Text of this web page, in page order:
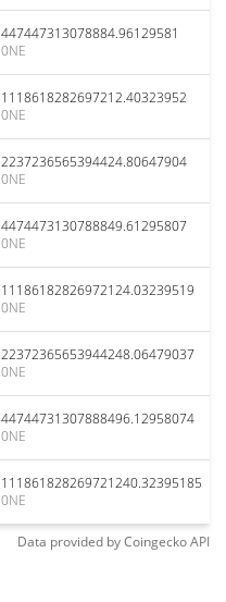
447447313078884.96129581
0NE
1118618282697212.40323952
0NE
2237236565394424.80647904
0NE
4474473130788849.61295807
0NE
11186182826972124.03239519
0NE
22372365653944248.06479037
0NE
44744731307888496.12958074
0NE
111861828269721240.32395185
0NE
Data provided byCoingeckoAPI